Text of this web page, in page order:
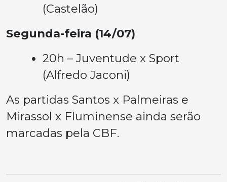
(Castelão)
Segunda-feira (14/07)
20h – Juventude x Sport
(Alfredo Jaconi)
As partidas Santos x Palmeiras e
Mirassol x Fluminense ainda serão
marcadas pela CBF.